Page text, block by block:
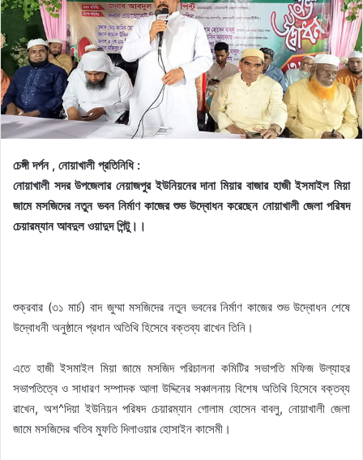
চেঙ্গী দর্পন , নোয়াখালী প্রতিনিধি :
নোয়াখালী সদর উপজেলার নেয়াজপুর ইউনিয়নের দানা মিয়ার বাজার হাজী ইসমাইল মিয়া
জামে মসজিদের নতুন ভবন নির্মাণ কাজের শুভ উদ্বোধন করেছেন নোয়াখালী জেলা পরিষদ
চেয়ারম্যান আবদুল ওয়াদুদ পিন্টু।।
শুক্রবার (৩১ মার্চ) বাদ জুম্মা মসজিদের নতুন ভবনের নির্মাণ কাজের শুভ উদ্বোধন শেষে
উদ্বোধনী অনুষ্ঠানে প্রধান অতিথি হিসেবে বক্তব্য রাখেন তিনি।
এতে হাজী ইসমাইল মিয়া জামে মসজিদ পরিচালনা কমিটির সভাপতি মফিজ উল্যাহর
সভাপতিত্বে ও সাধারণ সম্পাদক আলা উদ্দিনের সঞ্চালনায় বিশেষ অতিথি হিসেবে বক্তব্য
রাখেন, অশ^দিয়া ইউনিয়ন পরিষদ চেয়ারম্যান গোলাম হোসেন বাবলু, নোয়াখালী জেলা
জামে মসজিদের খতিব মুফতি দিলাওয়ার হোসাইন কাসেমী।